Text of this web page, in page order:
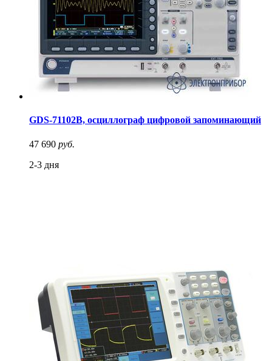
GDS-71102B, осциллограф цифровой запоминающий
47 690 руб.
2-3 дня